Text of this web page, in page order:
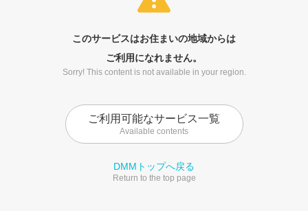
このサービスはお住まいの地域からは
ご利用になれません。
Sorry! This content is not available in your region.
ご利用可能なサービス一覧
Available contents
DMMトップへ戻る
Return to the top page